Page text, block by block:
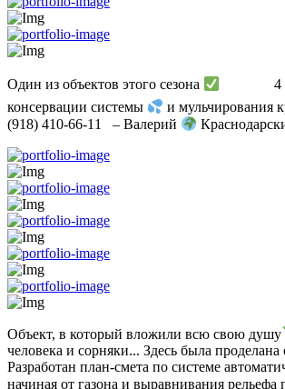
Один из объектов этого сезона ⠀⠀ ⠀⠀ 4
консервации системы
и мульчирования
(918) 410-66-11⠀– Валерий
Объект, в который вложили всю свою душу
человека и сорняки... Здесь была
Разработан план-смета по системе
начиная от газона и выравнивания